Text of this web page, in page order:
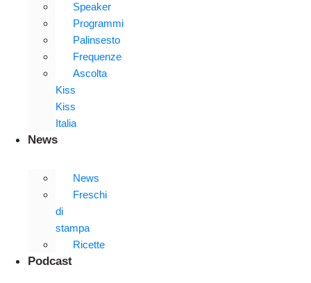
Speaker
Programmi
Palinsesto
Frequenze
Ascolta
Kiss
Kiss
Italia
News
News
Freschi
di
stampa
Ricette
Podcast